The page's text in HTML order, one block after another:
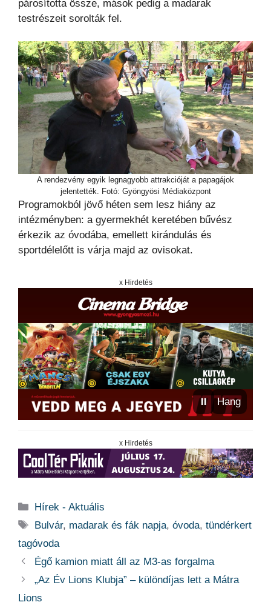
párosította össze, mások pedig a madarak
testrészeit sorolták fel.
A rendezvény egyik legnagyobb attrakcióját a papagájok
jelentették. Fotó: Gyöngyösi Médiaközpont
Programokból jövő héten sem lesz hiány az
intézményben: a gyermekhét keretében bűvész
érkezik az óvodába, emellett kirándulás és
sportdélelőtt is várja majd az ovisokat.
x Hirdetés
⏸ Hang
x Hirdetés
Kategória
Hírek - Aktuális
Címkék
Bulvár, madarak és fák napja,óvoda,tündérkert
tagóvoda
Égő kamion miatt áll az M3-as forgalma
„Az Év Lions Klubja” – különdíjas lett a Mátra
Lions